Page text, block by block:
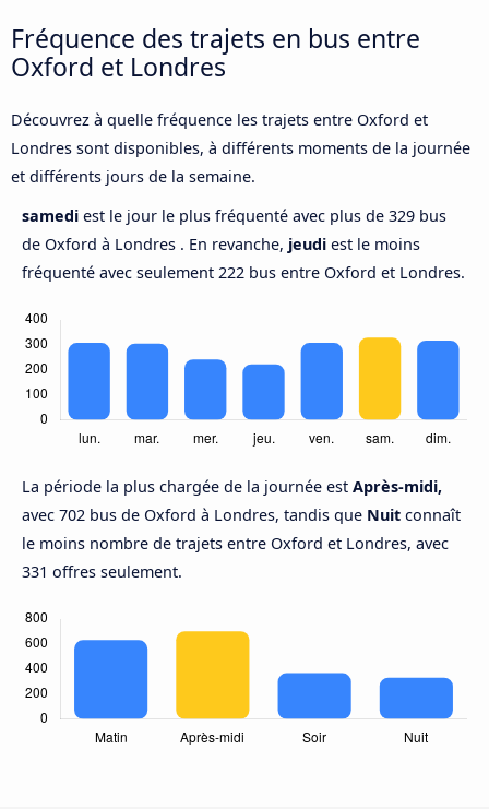
Fréquence des trajets en bus entre
Oxford et Londres
Découvrez à quelle fréquence les trajets entre Oxford et
Londres sont disponibles, à différents moments de la journée
et différents jours de la semaine.
samedi est le jour le plus fréquenté avec plus de 329 bus
de Oxford à Londres . En revanche, jeudi est le moins
fréquenté avec seulement 222 bus entre Oxford et Londres.
La période la plus chargée de la journée est Après-midi,
avec 702 bus de Oxford à Londres, tandis que Nuit connaît
le moins nombre de trajets entre Oxford et Londres, avec
331 offres seulement.